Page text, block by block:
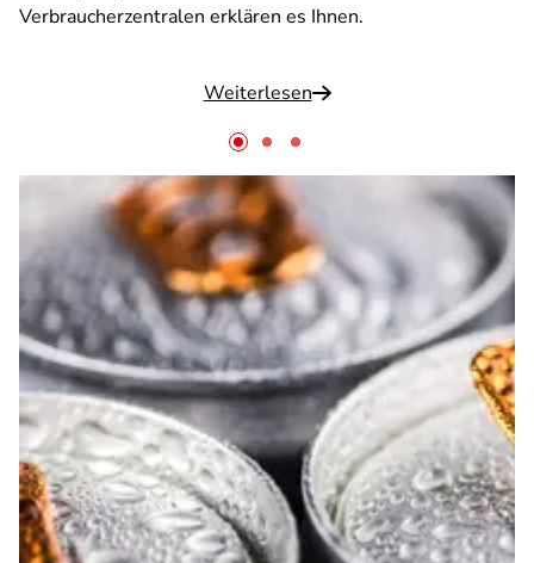
Verbraucherzentralen erklären es Ihnen.
Weiterlesen